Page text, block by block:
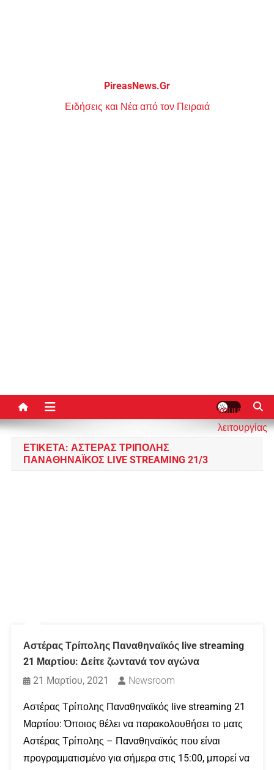
PireasNews.Gr
Ειδήσεις και Νέα από τον Πειραιά
κουμπί
λειτουργίας
ΕΤΙΚΈΤΑ: ΑΣΤΈΡΑΣ ΤΡΊΠΟΛΗΣ
ΠΑΝΑΘΗΝΑΪΚΌΣ LIVE STREAMING 21/3
Αστέρας Τρίπολης Παναθηναϊκός live streaming
21 Μαρτίου: Δείτε ζωντανά τον αγώνα
21 Μαρτίου, 2021
Newsroom
Αστέρας Τρίπολης Παναθηναϊκός live streaming 21
Μαρτίου: Όποιος θέλει να παρακολουθήσει το ματς
Αστέρας Τρίπολης – Παναθηναϊκός που είναι
προγραμματισμένο για σήμερα στις 15:00, μπορεί να